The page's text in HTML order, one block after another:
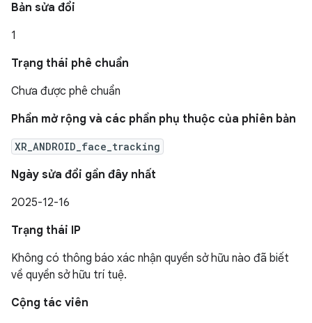
Bản sửa đổi
1
Trạng thái phê chuẩn
Chưa được phê chuẩn
Phần mở rộng và các phần phụ thuộc của phiên bản
XR_ANDROID_face_tracking
Ngày sửa đổi gần đây nhất
2025-12-16
Trạng thái IP
Không có thông báo xác nhận quyền sở hữu nào đã biết
về quyền sở hữu trí tuệ.
Cộng tác viên